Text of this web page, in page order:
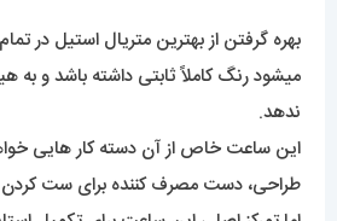
بهره گرفتن از بهترین متریال استیل در
میشود رنگ کاملاً ثابتی داشته باشد و به
ندهد.
این ساعت خاص از آن دسته کار هایی
طراحی، دست مصرف کننده برای ست کردن